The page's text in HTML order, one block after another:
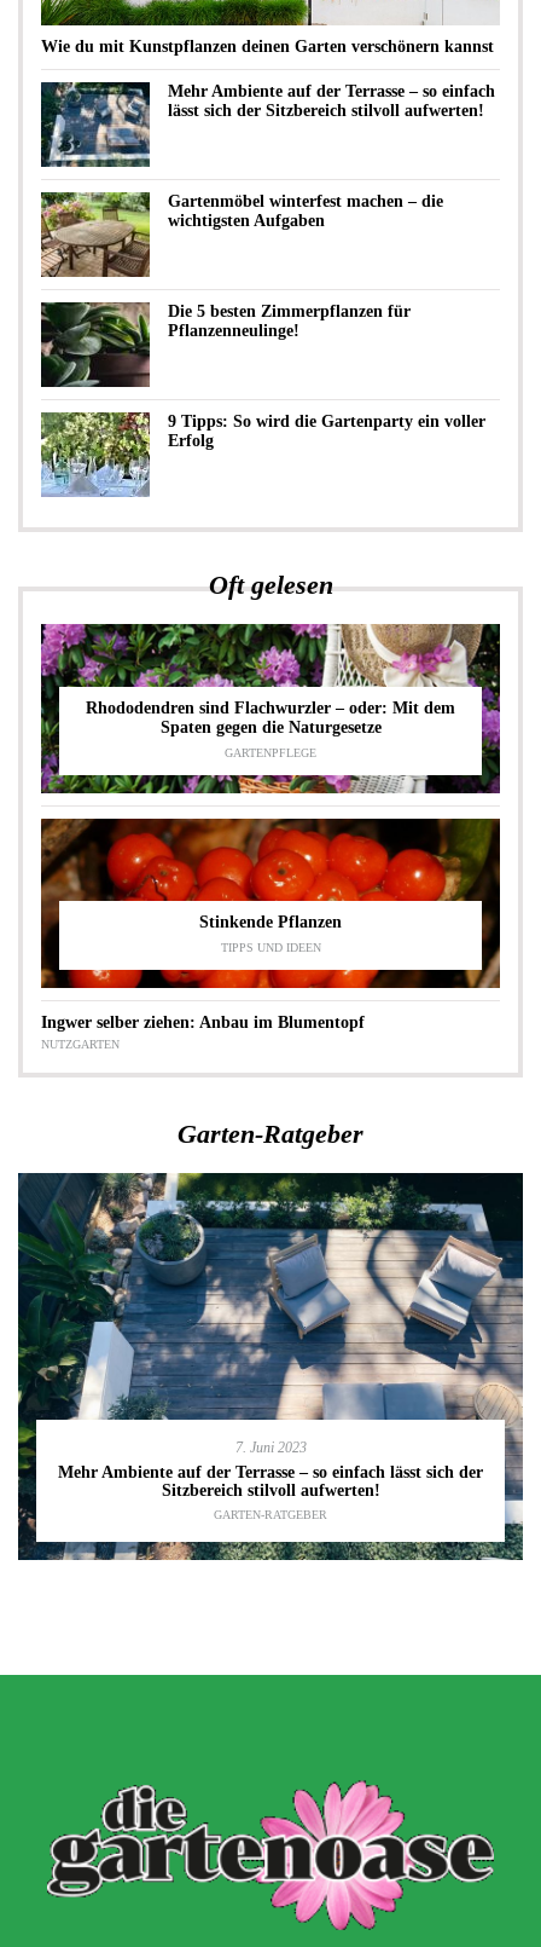
Wie du mit Kunstpflanzen deinen Garten verschönern kannst
Mehr Ambiente auf der Terrasse – so einfach
lässt sich der Sitzbereich stilvoll aufwerten!
Gartenmöbel winterfest machen – die
wichtigsten Aufgaben
Die 5 besten Zimmerpflanzen für
Pflanzenneulinge!
9 Tipps: So wird die Gartenparty ein voller
Erfolg
Oft gelesen
Rhododendren sind Flachwurzler – oder: Mit dem
Spaten gegen die Naturgesetze
GARTENPFLEGE
Stinkende Pflanzen
TIPPS UND IDEEN
Ingwer selber ziehen: Anbau im Blumentopf
NUTZGARTEN
Garten-Ratgeber
7. Juni 2023
Mehr Ambiente auf der Terrasse – so einfach lässt sich der
Sitzbereich stilvoll aufwerten!
GARTEN-RATGEBER